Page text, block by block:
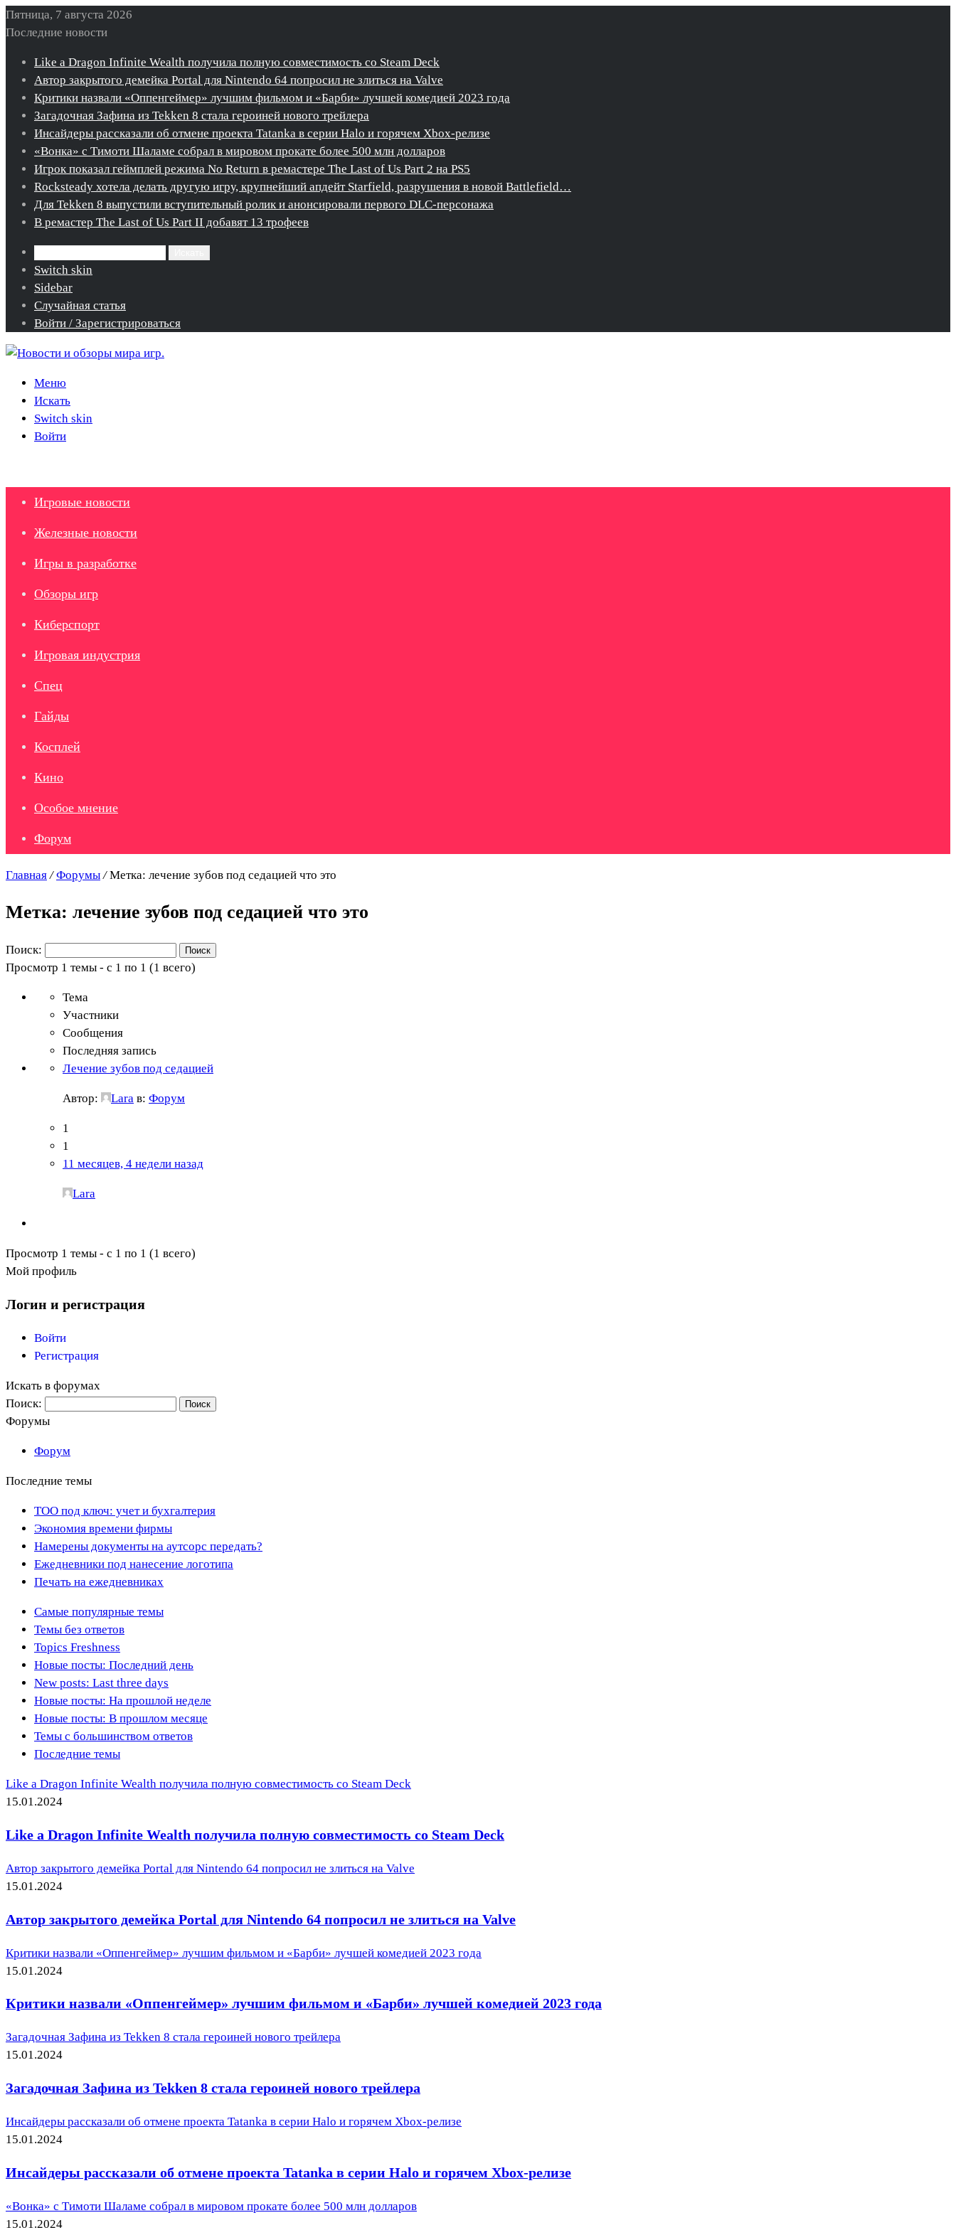
Пятница, 7 августа 2026
Последние новости
Like a Dragon Infinite Wealth получила полную совместимость со Steam Deck
Автор закрытого демейка Portal для Nintendo 64 попросил не злиться на Valve
Критики назвали «Оппенгеймер» лучшим фильмом и «Барби» лучшей комедией 2023 года
Загадочная Зафина из Tekken 8 стала героиней нового трейлера
Инсайдеры рассказали об отмене проекта Tatanka в серии Halo и горячем Xbox-релизе
«Вонка» с Тимоти Шаламе собрал в мировом прокате более 500 млн долларов
Игрок показал геймплей режима No Return в ремастере The Last of Us Part 2 на PS5
Rocksteady хотела делать другую игру, крупнейший апдейт Starfield, разрушения в новой Battlefield…
Для Tekken 8 выпустили вступительный ролик и анонсировали первого DLC-персонажа
В ремастер The Last of Us Part II добавят 13 трофеев
Switch skin
Sidebar
Случайная статья
Войти / Зарегистрироваться
Меню
Искать
Switch skin
Войти
Игровые новости
Железные новости
Игры в разработке
Обзоры игр
Киберспорт
Игровая индустрия
Спец
Гайды
Косплей
Кино
Особое мнение
Форум
Главная / Форумы / Метка: лечение зубов под седацией что это
Метка: лечение зубов под седацией что это
Поиск:
Просмотр 1 темы - с 1 по 1 (1 всего)
Тема
Участники
Сообщения
Последняя запись
Лечение зубов под седацией
Автор: Lara в: Форум
1
1
11 месяцев, 4 недели назад
Lara
Просмотр 1 темы - с 1 по 1 (1 всего)
Мой профиль
Логин и регистрация
Войти
Регистрация
Искать в форумах
Поиск:
Форумы
Форум
Последние темы
ТОО под ключ: учет и бухгалтерия
Экономия времени фирмы
Намерены документы на аутсорс передать?
Ежедневники под нанесение логотипа
Печать на ежедневниках
Самые популярные темы
Темы без ответов
Topics Freshness
Новые посты: Последний день
New posts: Last three days
Новые посты: На прошлой неделе
Новые посты: В прошлом месяце
Темы с большинством ответов
Последние темы
Like a Dragon Infinite Wealth получила полную совместимость со Steam Deck
15.01.2024
Like a Dragon Infinite Wealth получила полную совместимость со Steam Deck
Автор закрытого демейка Portal для Nintendo 64 попросил не злиться на Valve
15.01.2024
Автор закрытого демейка Portal для Nintendo 64 попросил не злиться на Valve
Критики назвали «Оппенгеймер» лучшим фильмом и «Барби» лучшей комедией 2023 года
15.01.2024
Критики назвали «Оппенгеймер» лучшим фильмом и «Барби» лучшей комедией 2023 года
Загадочная Зафина из Tekken 8 стала героиней нового трейлера
15.01.2024
Загадочная Зафина из Tekken 8 стала героиней нового трейлера
Инсайдеры рассказали об отмене проекта Tatanka в серии Halo и горячем Xbox-релизе
15.01.2024
Инсайдеры рассказали об отмене проекта Tatanka в серии Halo и горячем Xbox-релизе
«Вонка» с Тимоти Шаламе собрал в мировом прокате более 500 млн долларов
15.01.2024